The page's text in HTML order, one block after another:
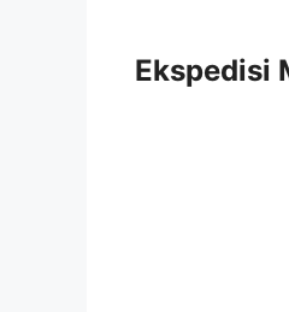
Ekspedisi